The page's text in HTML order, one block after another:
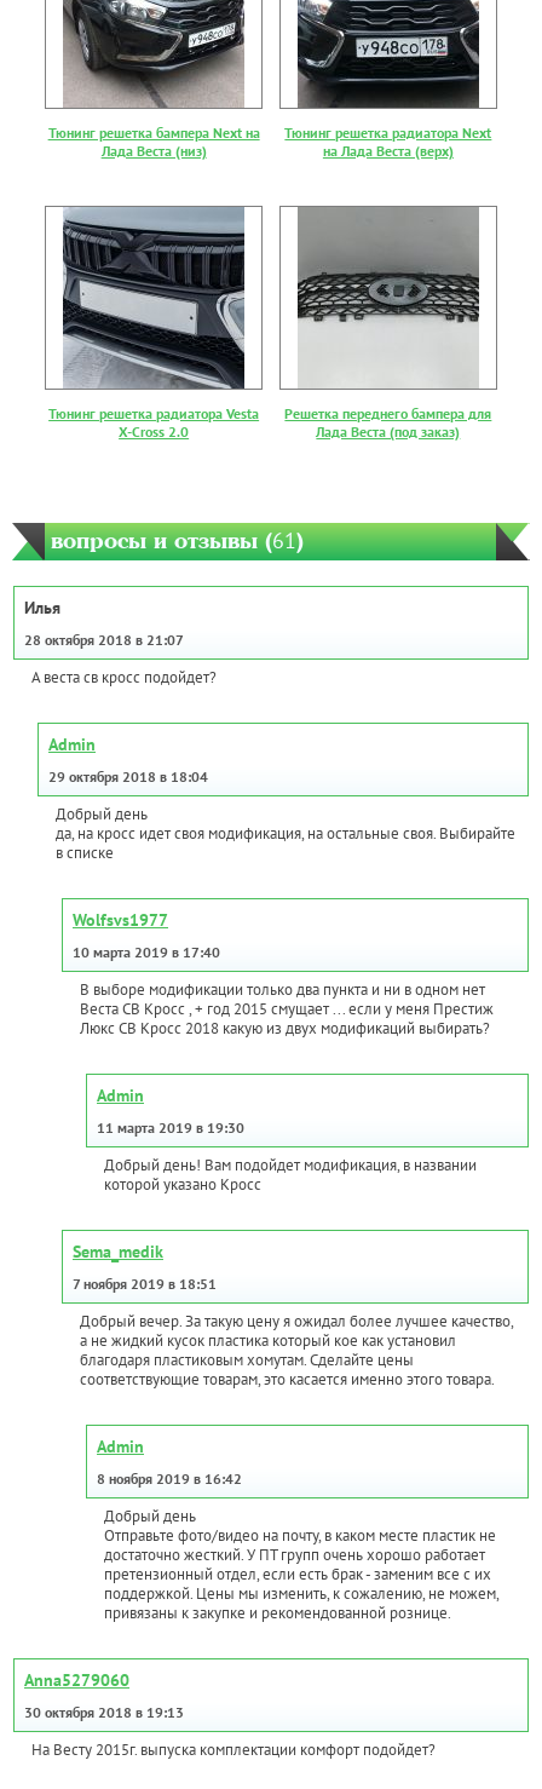
Тюнинг решетка бампера Next на
Лада Веста (низ)
Тюнинг решетка радиатора Next
на Лада Веста (верх)
Тюнинг решетка радиатора Vesta
X-Cross 2.0
Решетка переднего бампера для
Лада Веста (под заказ)
вопросы и отзывы (61)
Илья
28 октября 2018 в 21:07
А веста св кросс подойдет?
Admin
29 октября 2018 в 18:04
Добрый день
да, на кросс идет своя модификация, на остальные своя. Выбирайте
в списке
Wolfsvs1977
10 марта 2019 в 17:40
В выборе модификации только два пункта и ни в одном нет
Веста СВ Кросс , + год 2015 смущает ... если у меня Престиж
Люкс СВ Кросс 2018 какую из двух модификаций выбирать?
Admin
11 марта 2019 в 19:30
Добрый день! Вам подойдет модификация, в названии
которой указано Кросс
Sema_medik
7 ноября 2019 в 18:51
Добрый вечер. За такую цену я ожидал более лучшее качество,
а не жидкий кусок пластика который кое как установил
благодаря пластиковым хомутам. Сделайте цены
соответствующие товарам, это касается именно этого товара.
Admin
8 ноября 2019 в 16:42
Добрый день
Отправьте фото/видео на почту, в каком месте пластик не
достаточно жесткий. У ПТ групп очень хорошо работает
претензионный отдел, если есть брак - заменим все с их
поддержкой. Цены мы изменить, к сожалению, не можем,
привязаны к закупке и рекомендованной рознице.
Anna5279060
30 октября 2018 в 19:13
На Весту 2015г. выпуска комплектации комфорт подойдет?